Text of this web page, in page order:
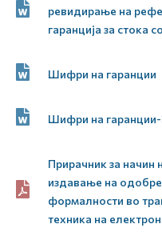
ревидирање на
гаранција за стока
Шифри на гаранции
Шифри на гаранции-
Прирачник за начин
издавање на
формалности во
техника на